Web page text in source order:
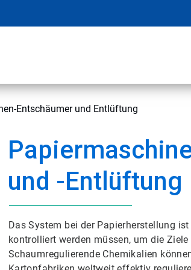
Entschäumer und Entlüftung
und -Entlüftung
Das System bei der Papierherstellung
kontrolliert werden müssen, um die
Schaumregulierende Chemikalien